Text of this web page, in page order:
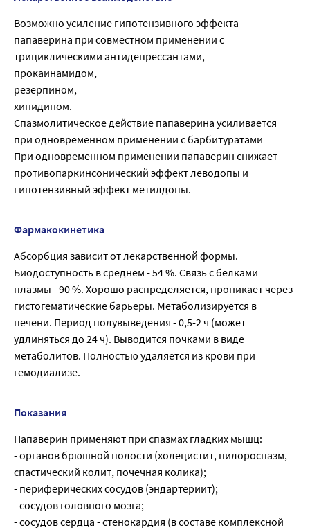
Возможно усиление гипотензивного эффекта
папаверина при совместном применении с
трициклическими антидепрессантами,
прокаинамидом,
резерпином,
хинидином.
Спазмолитическое действие папаверина усиливается
при одновременном применении с барбитуратами
При одновременном применении папаверин снижает
противопаркинсонический эффект леводопы и
гипотензивный эффект метилдопы.
Фармакокинетика
Абсорбция зависит от лекарственной формы.
Биодоступность в среднем - 54 %. Связь с белками
плазмы - 90 %. Хорошо распределяется, проникает через
гистогематические барьеры. Метаболизируется в
печени. Период полувыведения - 0,5-2 ч (может
удлиняться до 24 ч). Выводится почками в виде
метаболитов. Полностью удаляется из крови при
гемодиализе.
Показания
Папаверин применяют при спазмах гладких мышц:
- органов брюшной полости (холецистит, пилороспазм,
спастический колит, почечная колика);
- периферических сосудов (эндартериит);
- сосудов головного мозга;
- сосудов сердца - стенокардия (в составе комплексной